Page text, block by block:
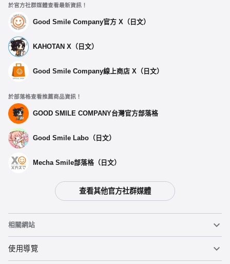
於官方社群媒體查看最新資訊！
Good Smile Company官方 X（日文）
KAHOTAN X（日文）
Good Smile Company線上商店 X（日文）
於部落格查看推薦商品資訊！
GOOD SMILE COMPANY台灣官方部落格
Good Smile Labo（日文）
Mecha Smile部落格（日文）
查看其他官方社群媒體
相關網站
黏土人
使用導覽